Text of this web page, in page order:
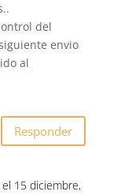
del
envio
al
Responder
el 15 diciembre,